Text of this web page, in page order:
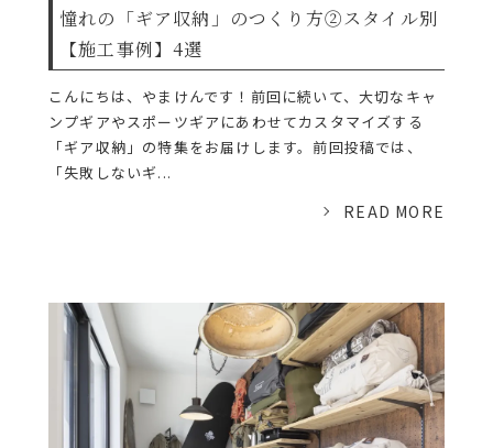
憧れの「ギア収納」のつくり方②スタイル別
【施工事例】4選
こんにちは、やまけんです！前回に続いて、大切なキャ
ンプギアやスポーツギアにあわせてカスタマイズする
「ギア収納」の特集をお届けします。前回投稿では、
「失敗しないギ...
READ MORE